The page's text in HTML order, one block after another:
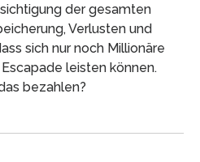
der gesamten
Verlusten und
sich nur noch Millionäre
leisten können.
bezahlen?